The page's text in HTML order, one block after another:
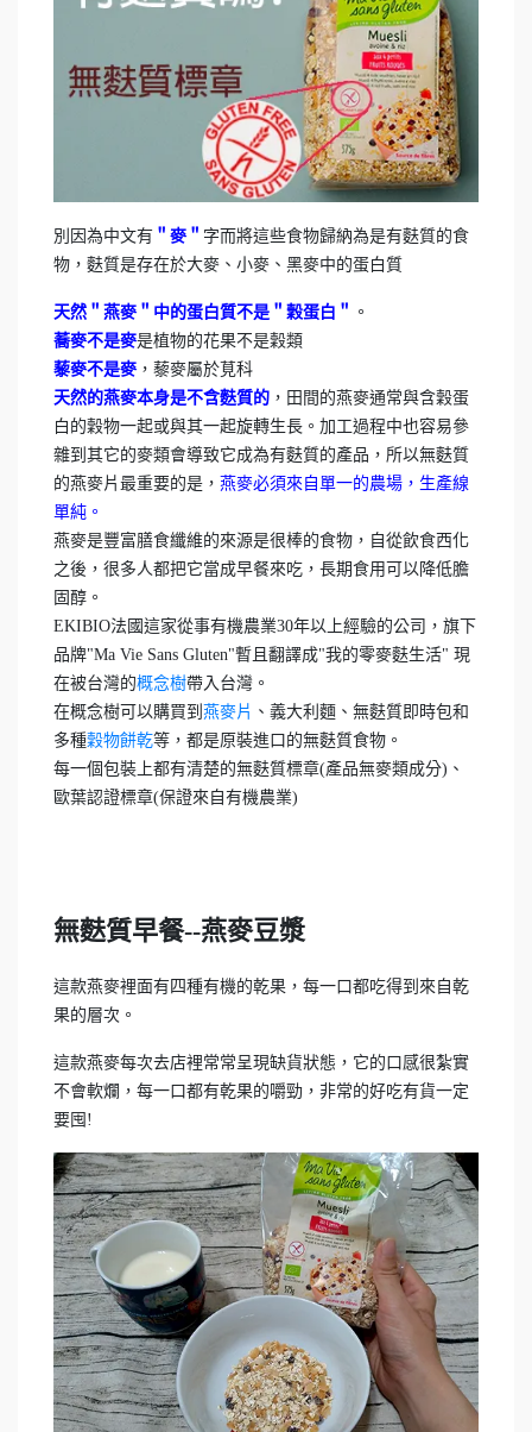
別因為中文有 ＂麥＂ 字而將這些食物歸納為是有麩質的食
物，麩質是存在於大麥、小麥、黑麥中的蛋白質
天然＂燕麥＂中的蛋白質不是＂穀蛋白＂ 。
蕎麥不是麥是植物的花果不是穀類
藜麥不是麥，藜麥屬於莧科
天然的燕麥本身是不含麩質的 ，田間的燕麥通常與含穀蛋
白的穀物一起或與其一起旋轉生長。加工過程中也容易參
雜到其它的麥類會導致它成為有麩質的產品，所以無麩質
的燕麥片最重要的是， 燕麥必須來自單一的農場，生產線
單純。
燕麥是豐富膳食纖維的來源是很棒的食物，自從飲食西化
之後，很多人都把它當成早餐來吃，長期食用可以降低膽
固醇。
EKIBIO法國這家從事有機農業30年以上經驗的公司，旗下
品牌"Ma Vie Sans Gluten"暫且翻譯成"我的零麥麩生活" 現
在被台灣的概念樹帶入台灣。
在概念樹可以購買到 燕麥片 、義大利麵、無麩質即時包和
多種穀物餅乾等，都是原裝進口的無麩質食物。
每一個包裝上都有清楚的無麩質標章(產品無麥類成分)、
歐葉認證標章(保證來自有機農業)
無麩質早餐--燕麥豆漿
這款燕麥裡面有四種有機的乾果，每一口都吃得到來自乾
果的層次。
這款燕麥每次去店裡常常呈現缺貨狀態，它的口感很紮實
不會軟爛，每一口都有乾果的嚼勁，非常的好吃有貨一定
要囤!